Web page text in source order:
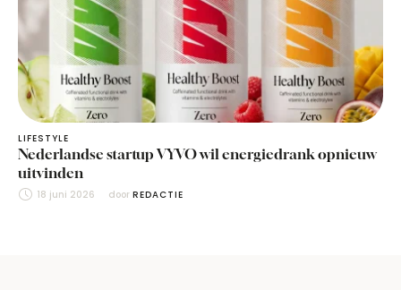
LIFESTYLE
Nederlandse startup VYVO wil energiedrank opnieuw
uitvinden
18 juni 2026 door REDACTIE